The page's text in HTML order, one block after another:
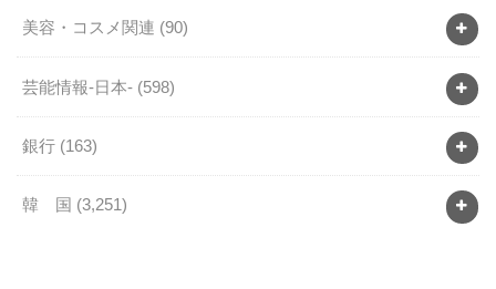
美容・コスメ関連 (90)
芸能情報-日本- (598)
銀行 (163)
韓 国 (3,251)